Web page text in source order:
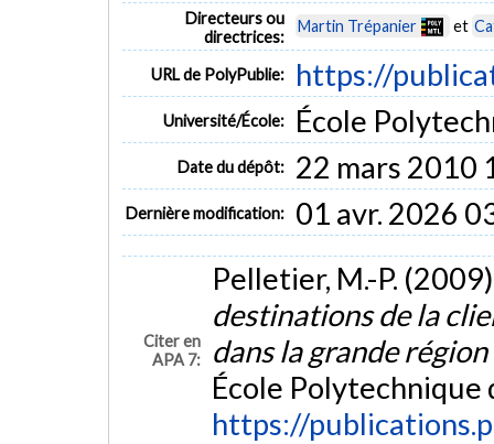
Directeurs ou
directrices:
Martin Trépanier et
URL de PolyPublie: https://
Université/École: École
Date du dépôt: 22 mars 2010
Dernière modification: 01 avr. 2026
Citer en
APA 7:
Pelletier, M.-P.
destinations de la
dans la grande
École
https://